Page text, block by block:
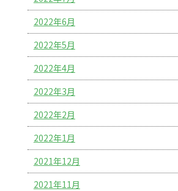
2022年6月
2022年5月
2022年4月
2022年3月
2022年2月
2022年1月
2021年12月
2021年11月